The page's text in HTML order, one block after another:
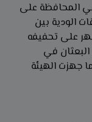
المحافظة على
الودية بين
على تحفيفه
في
جهزت الهيئة